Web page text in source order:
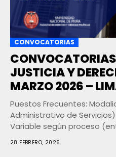
CONVOCATORIAS
JUSTICIA Y
MARZO 2026 –
Puestos Frecuentes:
Administrativo de
Variable según proceso
por convocatoria...
28 FEBRERO, 2026